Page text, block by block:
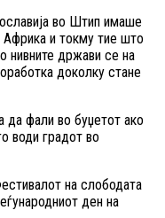
во Штип имаше
и токму тие што
нивните држави се на
доколку стане
да фали во буџетот ако
води градот во
на слободата
ден на